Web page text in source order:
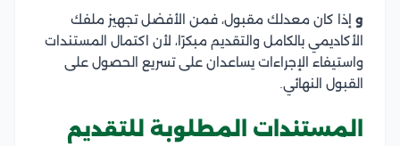
و إذا كان معدلك مقبول، فمن الأفضل تجهيز ملفك
الأكاديمي بالكامل والتقديم مبكرًا، لأن اكتمال المستندات
واستيفاء الإجراءات يساعدان على تسريع الحصول على
القبول النهائي.
المستندات المطلوبة للتقديم